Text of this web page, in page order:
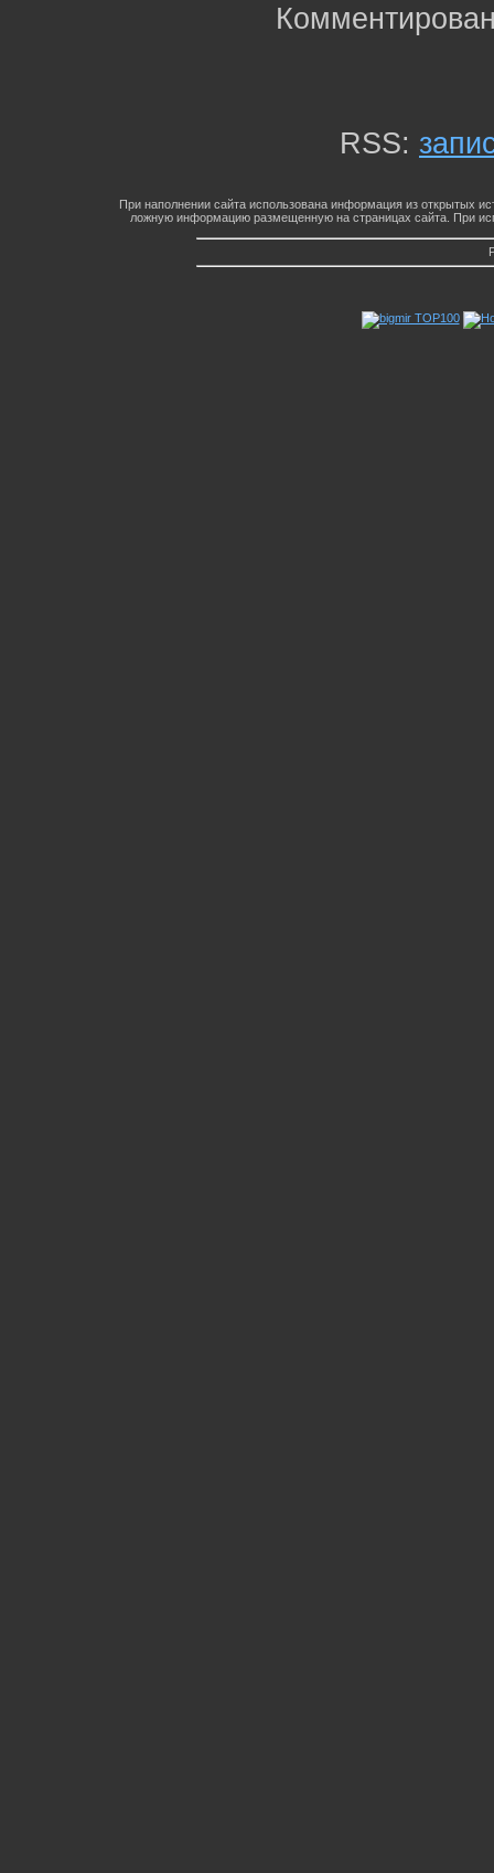
RSS:
При наполнении сайта использована информация из открытых
ложную информацию размещенную на страницах сайта. При